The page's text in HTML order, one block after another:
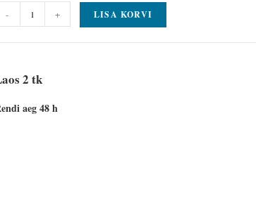
- + LISA KORVI
2 tk
aeg 48 h